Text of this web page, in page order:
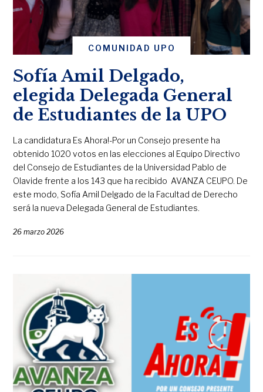
COMUNIDAD UPO
Sofía Amil Delgado,
elegida Delegada General
de Estudiantes de la UPO
La candidatura Es Ahora!-Por un Consejo presente ha
obtenido 1020 votos en las elecciones al Equipo Directivo
del Consejo de Estudiantes de la Universidad Pablo de
Olavide frente a los 143 que ha recibido AVANZA CEUPO. De
este modo, Sofía Amil Delgado de la Facultad de Derecho
será la nueva Delegada General de Estudiantes.
26 marzo 2026